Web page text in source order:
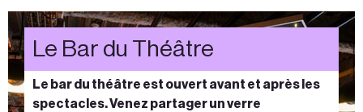
Le Bar du Théâtre
Le bar du théâtre est ouvert avant et après les
spectacles. Venez partager unverre